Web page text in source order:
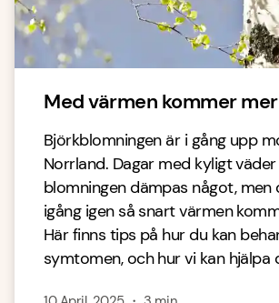
Med värmen kommer
Björkblomningen är i gång upp
Norrland. Dagar med kyligt
blomningen dämpas något, men
igång igen så snart värmen
Här finns tips på hur du kan
symtomen, och hur vi kan hjälpa